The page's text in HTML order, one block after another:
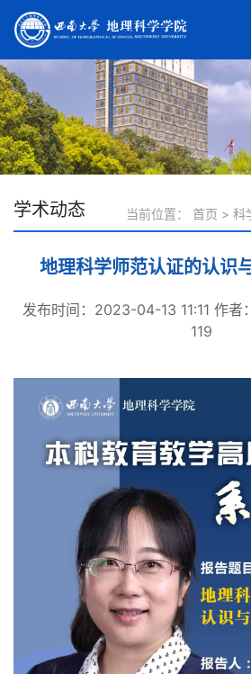
学术动态 当前位置： 首页 > 科
地理科学师范认证的认识
发布时间：2023-04-13 11:11 作者：
119